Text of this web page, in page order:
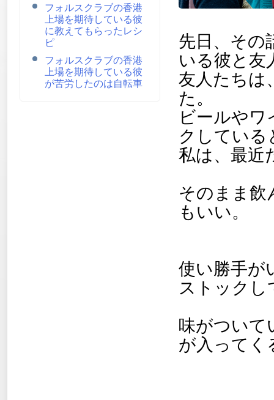
先日、その
いる彼と友
友人たちは
た。
ビールや
クしてい
私は、最近
そのまま飲
もいい。
使い勝手が
ストックし
味がついて
が入ってく
フォルスクラブの香港
上場を期待している彼
に教えてもらったレシ
ピ
フォルスクラブの香港
上場を期待している彼
が苦労したのは自転車